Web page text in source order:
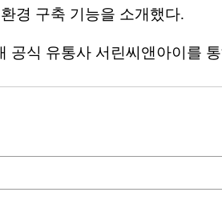
경 구축 기능을 소개했다.
식 유통사 서린씨앤아이를